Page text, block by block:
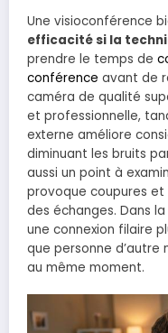
Une visioconférence
efficacité si la
prendre le temps de
conférence avant de
caméra de qualité
et professionnelle,
externe améliore
diminuant les bruits
aussi un point à
provoque coupures
des échanges. Dans
une connexion filaire
que personne d’autre
au même moment.